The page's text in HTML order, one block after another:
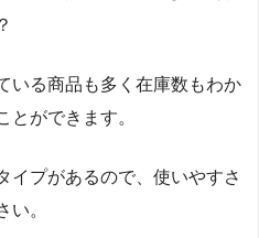
いる商品も多く在庫数もわか
とができます。
イプがあるので、使いやすさ
い。